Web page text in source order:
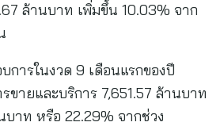
ล้านบาท เพิ่มขึ้น 10.03% จาก
การในงวด 9 เดือนแรกของปี
ขายและบริการ 7,651.57 ล้านบาท
บาท หรือ 22.29% จากช่วง